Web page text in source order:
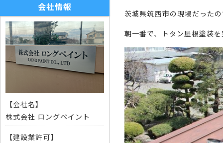
茨城県筑西市の現場だった
朝一番で、トタン屋根塗装
会社情報
【会社名】
株式会社 ロングペイント
【建設業許可】